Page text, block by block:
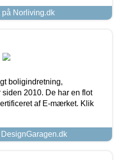
på Norliving.dk
boligindretning,
2010. De har en flot
af E-mærket. Klik